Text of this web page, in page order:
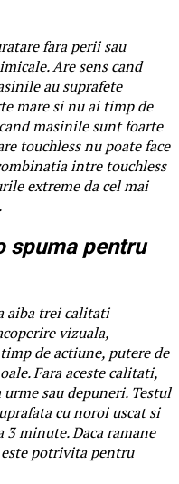
fara perii sau
Are sens cand
au suprafete
mare si nu ai timp de
masinile sunt foarte
touchless nu poate face
intre touchless
extreme da cel mai
spuma pentru
aiba trei calitati
vizuala,
de actiune, putere de
Fara aceste calitati,
sau depuneri. Testul
cu noroi uscat si
3 minute. Daca ramane
potrivita pentru